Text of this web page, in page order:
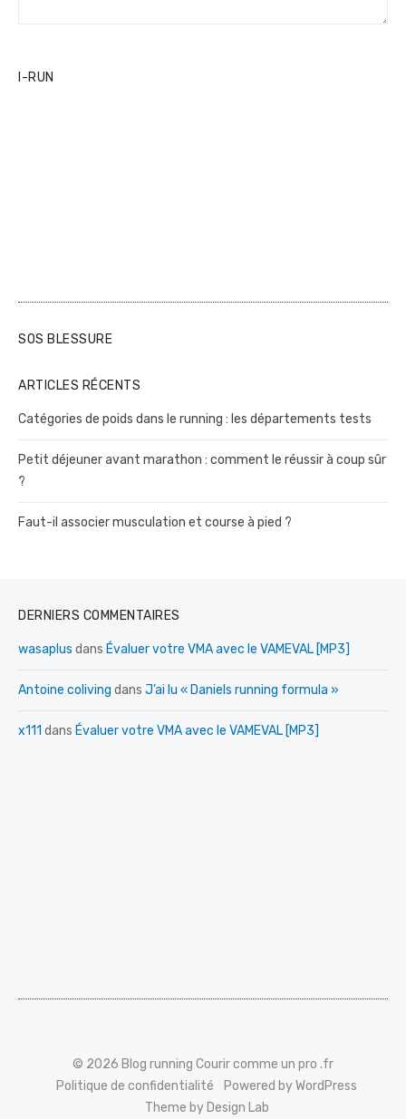
I-RUN
SOS BLESSURE
ARTICLES RÉCENTS
Catégories de poids dans le running : les départements tests
Petit déjeuner avant marathon : comment le réussir à coup sûr
?
Faut-il associer musculation et course à pied ?
DERNIERS COMMENTAIRES
wasaplus dans Évaluer votre VMA avec le VAMEVAL [MP3]
Antoine coliving dans J’ai lu « Daniels running formula »
x111 dans Évaluer votre VMA avec le VAMEVAL [MP3]
© 2026 Blog running Courir comme un pro .fr
Politique de confidentialité
Powered by WordPress
Theme by Design Lab